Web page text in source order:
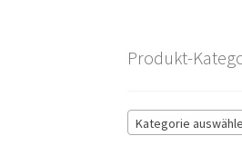
Produkt-
Kategorie